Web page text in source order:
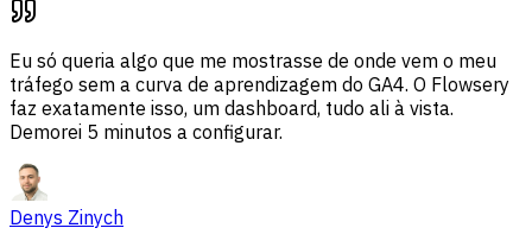
Eu só queria algo que me mostrasse de onde vem o meu
tráfego sem a curva de aprendizagem do GA4. O Flowsery
faz exatamente isso, um dashboard, tudo ali à vista.
Demorei 5 minutos a configurar.
Denys Zinych